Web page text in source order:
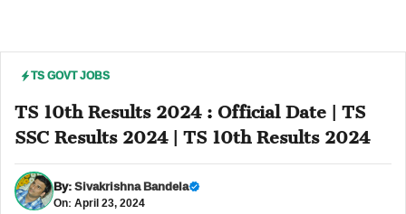
TS GOVT JOBS
TS 10th Results 2024 : Official Date | TS
SSC Results 2024 | TS 10th Results 2024
By:Sivakrishna Bandela
On: April 23, 2024